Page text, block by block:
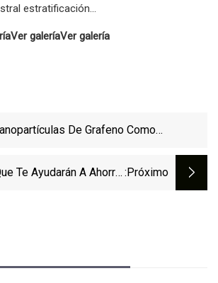
estratificación...
Ver galeríaVer galería
De Grafeno Como
En La Industria 4.0
Te Ayudarán A Ahorrar :próximo